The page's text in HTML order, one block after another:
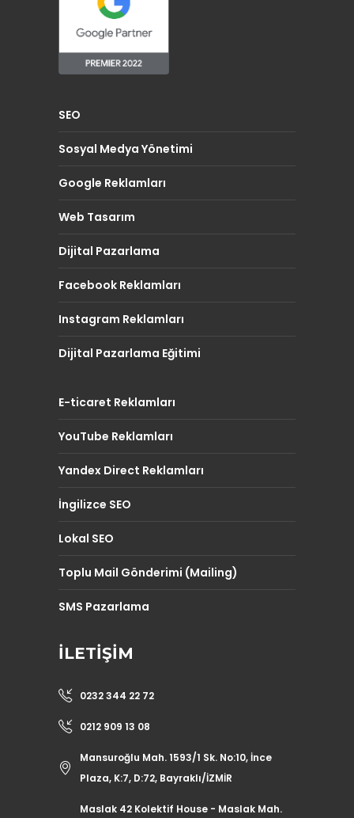
SEO
Sosyal Medya Yönetimi
Google Reklamları
Web Tasarım
Dijital Pazarlama
Facebook Reklamları
Instagram Reklamları
Dijital Pazarlama Eğitimi
E-ticaret Reklamları
YouTube Reklamları
Yandex Direct Reklamları
İngilizce SEO
Lokal SEO
Toplu Mail Gönderimi (Mailing)
SMS Pazarlama
İLETIŞIM
0232 344 22 72
0212 909 13 08
Mansuroğlu Mah. 1593/1 Sk. No:10, İnce
Plaza, K:7, D:72, Bayraklı/İZMİR
Maslak 42 Kolektif House - Maslak Mah.